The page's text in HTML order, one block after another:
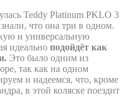
Teddy Platinum PKLO 3
что она три в одном.
и универсальную
идеально подойдёт как
Это было одним из
так как на одном
и надеемся, что, кроме
в этой коляске поездит